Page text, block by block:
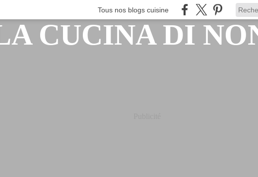
Tous nos blogs cuisine